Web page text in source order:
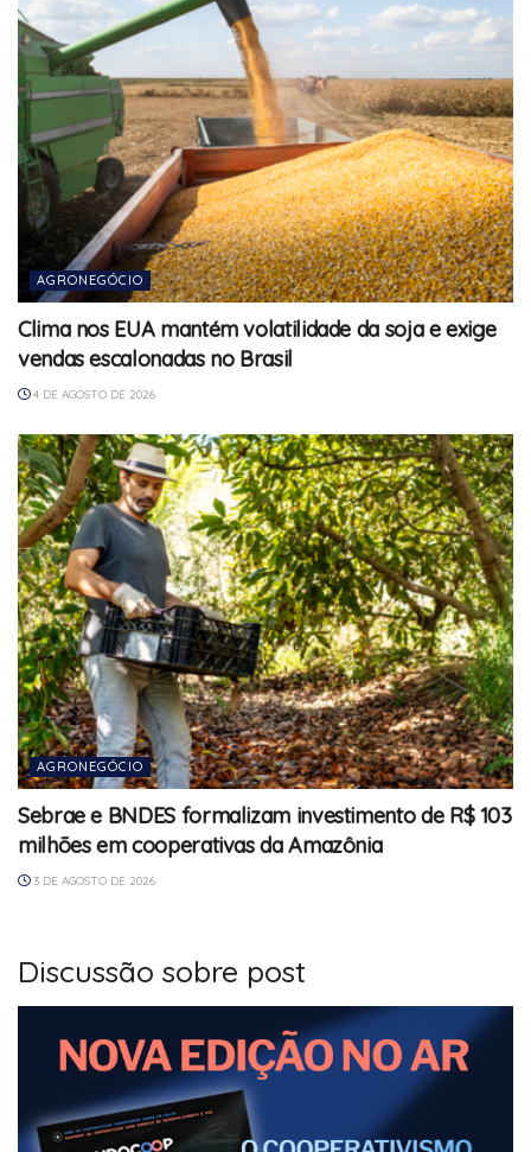
AGRONEGÓCIO
Clima nos EUA mantém volatilidade da soja e exige
vendas escalonadas no Brasil
4 DE AGOSTO DE 2026
AGRONEGÓCIO
Sebrae e BNDES formalizam investimento de R$ 103
milhões em cooperativas da Amazônia
3 DE AGOSTO DE 2026
Discussão sobre post